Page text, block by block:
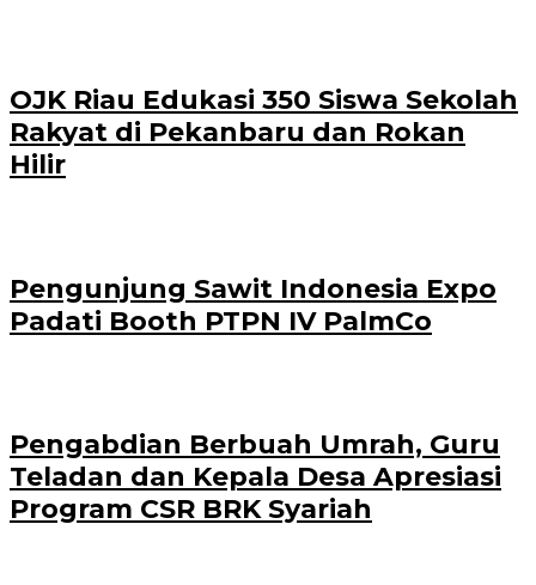
OJK Riau Edukasi 350 Siswa Sekolah
Rakyat di Pekanbaru dan Rokan
Hilir
Pengunjung Sawit Indonesia Expo
Padati Booth PTPN IV PalmCo
Pengabdian Berbuah Umrah, Guru
Teladan dan Kepala Desa Apresiasi
Program CSR BRK Syariah